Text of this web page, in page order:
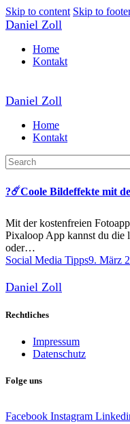
Skip to content Skip to
Daniel Zoll
Home
Kontakt
Daniel Zoll
Home
Kontakt
?☄️Coole Bildeffekte mit
Mit der kostenfreien
Pixaloop App kannst du die
oder…
Social Media Tipps9. März
Daniel Zoll
Rechtliches
Impressum
Datenschutz
Folge uns
Facebook Instagram